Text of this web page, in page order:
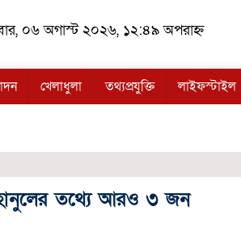
০৬ অগাস্ট ২০২৬, ১২:৪৯ অপরাহ্ন
খেলাধুলা তথ্যপ্রযুক্তি লাইফস্টাইল
তথ্যে আরও ৩ জন